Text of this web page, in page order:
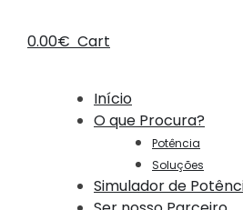
0.00€ Cart
Início
O que Procura?
Potência
Soluções
Simulador de